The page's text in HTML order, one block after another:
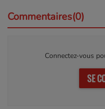
Commentaires(0)
Connectez-vous
SE